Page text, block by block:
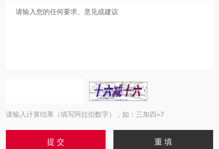
请输入计算结果（填写阿拉伯数字），如：三加四=7